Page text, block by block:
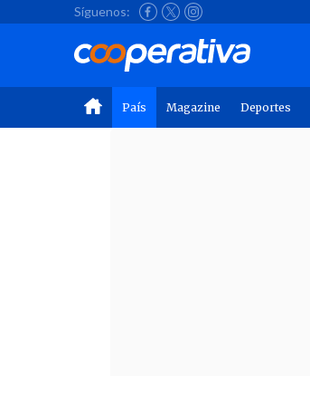
Síguenos:
País Magazine Deportes